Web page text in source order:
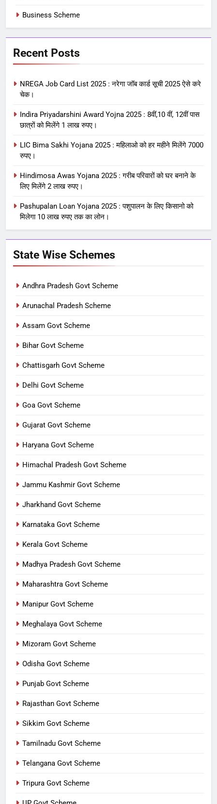
Business Scheme
Recent Posts
NREGA Job Card List 2025 : नरेगा जॉब कार्ड सूची 2025 ऐसे करे
चेक।
Indira Priyadarshini Award Yojna 2025 : 8वीं,10 वीं, 12वीं पास
छात्रों को मिलेंगे 1 लाख रुपए।
LIC Bima Sakhi Yojana 2025 : महिलाओ को हर महीने मिलेंगे 7000
रुपए।
Hindimosa Awas Yojana 2025 : गरीब परिवारों को घर बनाने के
लिए मिलेंगे 2 लाख रुपए।
Pashupalan Loan Yojana 2025 : पशुपालन के लिए किसानो को
मिलेगा 10 लाख रुपए तक का लोन।
State Wise Schemes
Andhra Pradesh Govt Scheme
Arunachal Pradesh Scheme
Assam Govt Scheme
Bihar Govt Scheme
Chattisgarh Govt Scheme
Delhi Govt Scheme
Goa Govt Scheme
Gujarat Govt Scheme
Haryana Govt Scheme
Himachal Pradesh Govt Scheme
Jammu Kashmir Govt Scheme
Jharkhand Govt Scheme
Karnataka Govt Scheme
Kerala Govt Scheme
Madhya Pradesh Govt Scheme
Maharashtra Govt Scheme
Manipur Govt Scheme
Meghalaya Govt Scheme
Mizoram Govt Scheme
Odisha Govt Scheme
Punjab Govt Scheme
Rajasthan Govt Scheme
Sikkim Govt Scheme
Tamilnadu Govt Scheme
Telangana Govt Scheme
Tripura Govt Scheme